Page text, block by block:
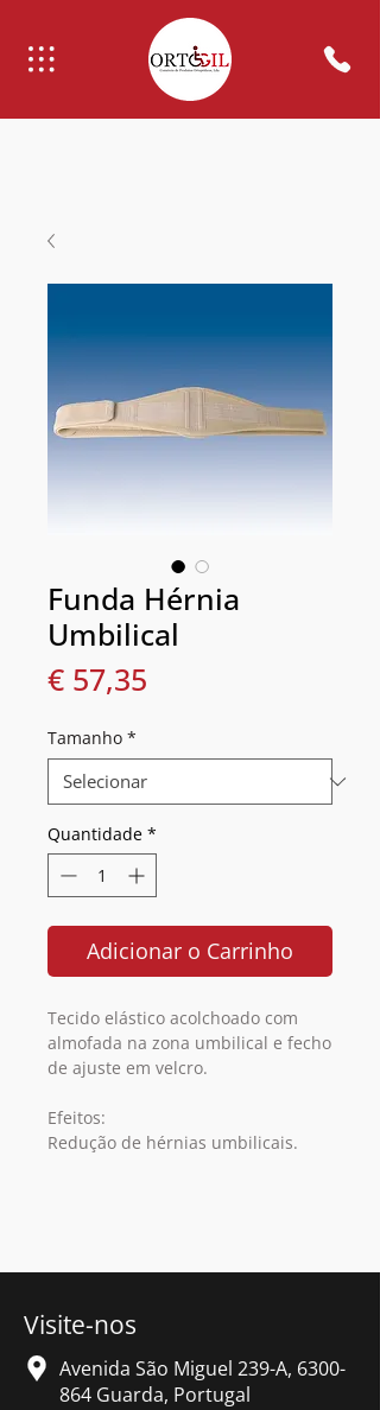
Funda Hérnia
Umbilical
€ 57,35
Tamanho *
Quantidade *
Adicionar o Carrinho
Tecido elástico acolchoado com
almofada na zona umbilical e fecho
de ajuste em velcro.
Efeitos:
Redução de hérnias umbilicais.
Visite-nos
Avenida São Miguel 239-A, 6300-
864 Guarda, Portugal